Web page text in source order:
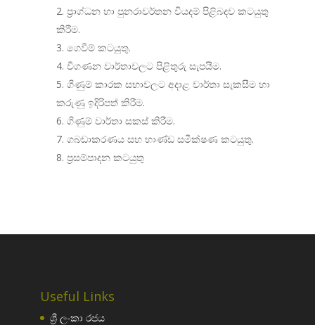
ප්‍රාග්ධන හා පුනරාවර්තන වියදම් පිළිබදව කටයුතු
කිරීම.
ගෙවීම් කටයුතු.
විගණන වාර්තාවලට පිළිතුරු සැපයීම.
ගිණුම් කාරක සභාවලට අදාළ වාර්තා සැකසීම හා
කරුණු ඉදිරිපත් කිරීම.
ගිණුම් වාර්තා සකස් කිරීම.
ගබඩාකරණය සහ භාණ්ඩ සමීක්ෂණ කටයුතු.
ප්‍රසම්පාදන කටයුතු
Useful Links
ශ්‍රී ලංකා රජය